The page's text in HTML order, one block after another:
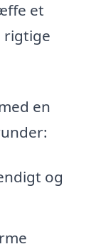
et
rigtige
en
og